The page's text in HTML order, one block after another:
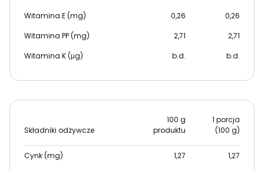
Witamina E (mg)
0,26
0,26
Witamina PP (mg)
2,71
2,71
Witamina K (μg)
b.d. b.d.
Składniki odżywcze
100 g
produktu
1 porcja
(100 g)
Cynk (mg) 1,27
1,27